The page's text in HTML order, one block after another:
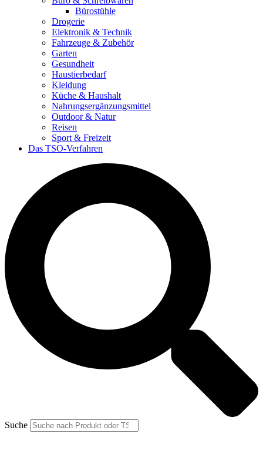
Bürostühle
Drogerie
Elektronik & Technik
Fahrzeuge & Zubehör
Garten
Gesundheit
Haustierbedarf
Kleidung
Küche & Haushalt
Nahrungsergänzungsmittel
Outdoor & Natur
Reisen
Sport & Freizeit
Das TSO-Verfahren
Suche